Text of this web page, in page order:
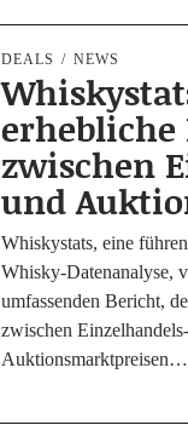
DEALS NEWS
erhebliche
zwischen
und
Whis­kystats, eine
Whis­ky-Daten­­a­na­­ly­­se,
umfas­sen­den Bericht,
zwi­schen
Auktionsmarktpreisen…